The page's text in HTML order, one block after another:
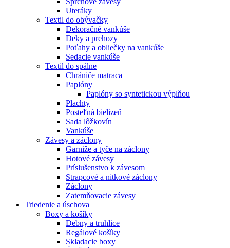
Uteráky
Textil do obývačky
Dekoračné vankúše
Deky a prehozy
Poťahy a obliečky na vankúše
Sedacie vankúše
Textil do spálne
Chrániče matraca
Paplóny
Paplóny so syntetickou výplňou
Plachty
Posteľná bielizeň
Sada lôžkovín
Vankúše
Závesy a záclony
Garniže a tyče na záclony
Hotové závesy
Príslušenstvo k závesom
Strapcové a nitkové záclony
Záclony
Zatemňovacie závesy
Triedenie a úschova
Boxy a košíky
Debny a truhlice
Regálové košíky
Skladacie boxy